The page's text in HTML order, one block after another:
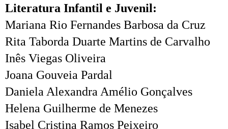
Literatura Infantil e Juvenil:
Mariana Rio Fernandes Barbosa da Cruz
Rita Taborda Duarte Martins de Carvalho
Inês Viegas Oliveira
Joana Gouveia Pardal
Daniela Alexandra Amélio Gonçalves
Helena Guilherme de Menezes
Isabel Cristina Ramos Peixeiro